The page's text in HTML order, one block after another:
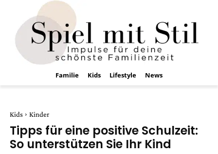
Familie Kids Lifestyle News
Kids Kinder
Tipps für eine positive Schulzeit:
So unterstützen Sie Ihr Kind